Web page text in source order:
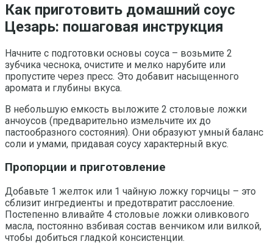
Как приготовить домашний соус
Цезарь: пошаговая инструкция
Начните с подготовки основы соуса – возьмите 2
зубчика чеснока, очистите и мелко нарубите или
пропустите через пресс. Это добавит насыщенного
аромата и глубины вкуса.
В небольшую емкость выложите 2 столовые ложки
анчоусов (предварительно измельчите их до
пастообразного состояния). Они образуют умный баланс
соли и умами, придавая соусу характерный вкус.
Пропорции и приготовление
Добавьте 1 желток или 1 чайную ложку горчицы – это
сблизит ингредиенты и предотвратит расслоение.
Постепенно вливайте 4 столовые ложки оливкового
масла, постоянно взбивая состав венчиком или вилкой,
чтобы добиться гладкой консистенции.